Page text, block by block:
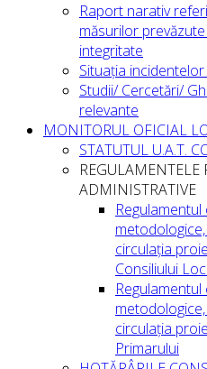
Raport narativ
măsurilor
integritate
Situația
Studii/ Cercetări/
relevante
MONITORUL OFICIAL
STATUTUL U.A.T.
REGULAMENTELE
ADMINISTRATIVE
circulația
Consiliului
circulația
Primarului